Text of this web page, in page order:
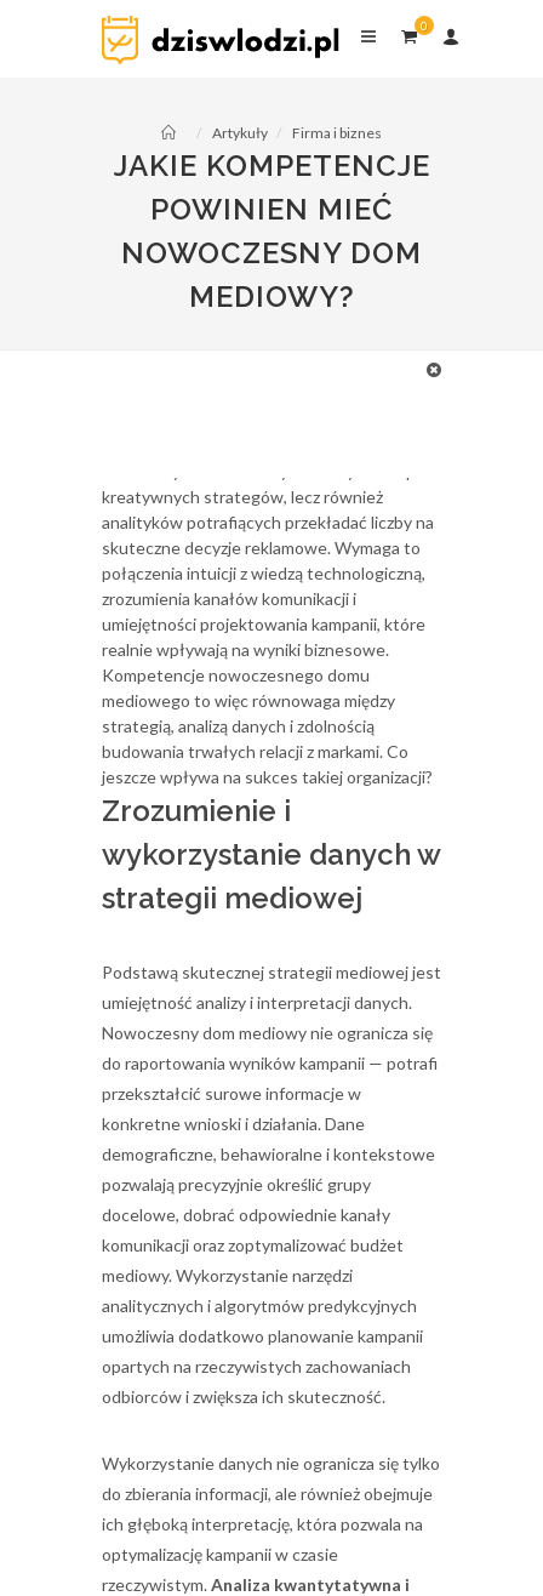
0
Artykuły Firma i biznes
JAKIE KOMPETENCJE
POWINIEN MIEĆ
NOWOCZESNY DOM
MEDIOWY?
31 paź 2025
dziswlodzi.pl
kreatywnych strategów, lecz również
analityków potrafiących przekładać liczby na
skuteczne decyzje reklamowe. Wymaga to
połączenia intuicji z wiedzą technologiczną,
zrozumienia kanałów komunikacji i
umiejętności projektowania kampanii, które
realnie wpływają na wyniki biznesowe.
Kompetencje nowoczesnego domu
mediowego to więc równowaga między
strategią, analizą danych i zdolnością
budowania trwałych relacji z markami. Co
jeszcze wpływa na sukces takiej organizacji?
Zrozumienie i
wykorzystanie danych w
strategii mediowej
Podstawą skutecznej strategii mediowej jest
umiejętność analizy i interpretacji danych.
Nowoczesny dom mediowy nie ogranicza się
do raportowania wyników kampanii — potrafi
przekształcić surowe informacje w
konkretne wnioski i działania. Dane
demograficzne, behawioralne i kontekstowe
pozwalają precyzyjnie określić grupy
docelowe, dobrać odpowiednie kanały
komunikacji oraz zoptymalizować budżet
mediowy. Wykorzystanie narzędzi
analitycznych i algorytmów predykcyjnych
umożliwia dodatkowo planowanie kampanii
opartych na rzeczywistych zachowaniach
odbiorców i zwiększa ich skuteczność.
Wykorzystanie danych nie ogranicza się tylko
do zbierania informacji, ale również obejmuje
ich głęboką interpretację, która pozwala na
optymalizację kampanii w czasie
rzeczywistym.Analiza kwantytatywna i